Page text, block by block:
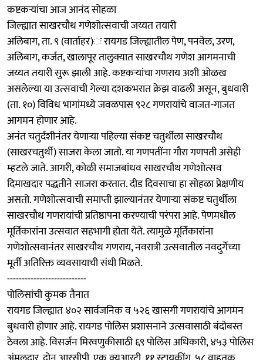
कष्टकऱ्यांचा आज आनंद सोहळा
जिल्ह्यात साखरचौथ गणेशोत्सवाची जय्यत तयारी
अलिबाग, ता. ९ (वार्ताहर)ः रायगड जिल्ह्यातील पेण, पनवेल, उरण,
अलिबाग, कर्जत, खालापूर तालुक्यात साखरचौथ गणेश आगमनाची
जय्यत तयारी सुरू झाली आहे. कष्टकऱ्यांचा गणराय अशी ओळख
असलेल्या या उत्सवाची गेल्या दशकभरात क्रेझ वाढली असून, बुधवारी
(ता. १०) विविध भागांमध्ये जवळपास ९२८ गणरायांचे वाजत-गाजत
आगमन होणार आहे.
अनंत चतुर्दशीनंतर येणाऱ्या पहिल्या संकष्ट चतुर्थीला साखरचौथ
(साखरचतुर्थी) साजरा केला जातो. या गणपतींना गौरा गणपती असेही
म्हटले जाते. आगरी, कोळी समाजबांधव साखरचौथ गणेशोत्सव
दिमाखदार पद्धतीने साजरा करतात. दीड दिवसाचा हा सोहळा प्रेक्षणीय
असतो. गणेशोत्सवाची समाप्ती झाल्यानंतर येणाऱ्या संकष्ट चतुर्थीला
साखरचौथ गणरायांची प्रतिष्ठापना करण्याची परंपरा आहे. पेणमधील
मूर्तिकारांना उत्सवात सहभागी होता येते. त्यामुळे मूर्तिकारांना
गणेशोत्सवानंतर साखरचौथ गणराय, नवरात्री उत्सवातील नवदुर्गेच्या
मूर्ती अतिरिक्त व्यवसायाची संधी मिळते.
---------------------------
पोलिसांची कुमक तैनात
रायगड जिल्ह्यात ४०२ सार्वजनिक व ५२६ खासगी गणरायांचे आगमन
बुधवारी होणार आहे. रायगड पोलिस प्रशासनाने उत्सवासाठी बंदोबस्त
ठेवला आहे. विसर्जन मिरवणुकीसाठी ६९ पोलिस अधिकारी, ४५३ पोलिस